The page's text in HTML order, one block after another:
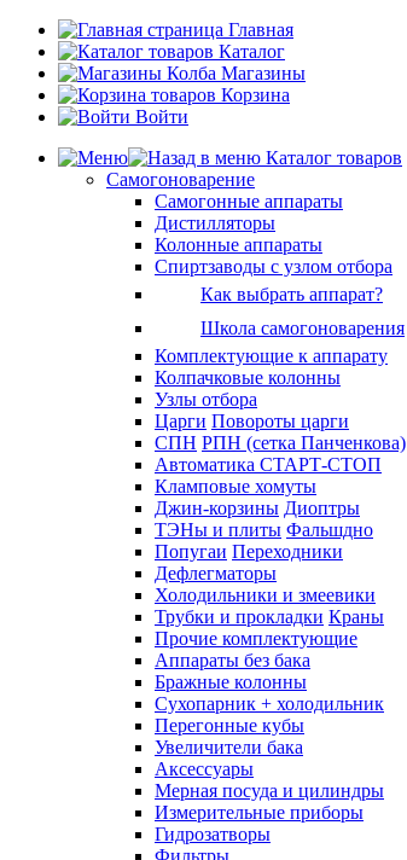
Главная
Каталог
Магазины
Корзина
Войти
Каталог товаров
Самогоноварение
Самогонные аппараты
Дистилляторы
Колонные аппараты
Спиртзаводы с узлом отбора
Как выбрать аппарат?
Школа самогоноварения
Комплектующие к аппарату
Колпачковые колонны
Узлы отбора
Царги Повороты царги
СПН РПН (сетка Панченкова)
Автоматика СТАРТ-СТОП
Кламповые хомуты
Джин-корзины Диоптры
ТЭНы и плиты Фальшдно
Попугаи Переходники
Дефлегматоры
Холодильники и змеевики
Трубки и прокладки Краны
Прочие комплектующие
Аппараты без бака
Бражные колонны
Сухопарник + холодильник
Перегонные кубы
Увеличители бака
Аксессуары
Мерная посуда и цилиндры
Измерительные приборы
Гидрозатворы
Фильтры